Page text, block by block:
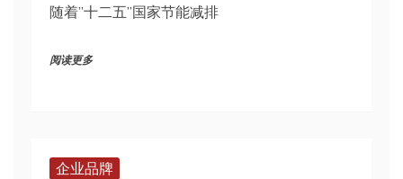
随着”十二五”国家节能减排
阅读更多
企业品牌